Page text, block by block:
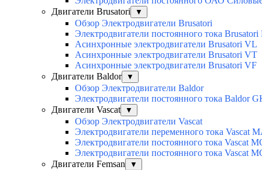
Двигатели Brusatori
▼
Обзор Электродвигатели Brusatori
Электродвигатели постоянного тока
Асинхронные электродвигатели Brusatori VL
Асинхронные электродвигатели Brusatori VT
Асинхронные электродвигатели Brusatori VF
Двигатели Baldor
▼
Обзор Электродвигатели Baldor
Электродвигатели постоянного тока Baldor
Двигатели Vascat
▼
Обзор Электродвигатели Vascat
Электродвигатели переменного тока Vascat
Электродвигатели постоянного тока Vascat
Электродвигатели постоянного тока Vascat
Двигатели Femsan
▼